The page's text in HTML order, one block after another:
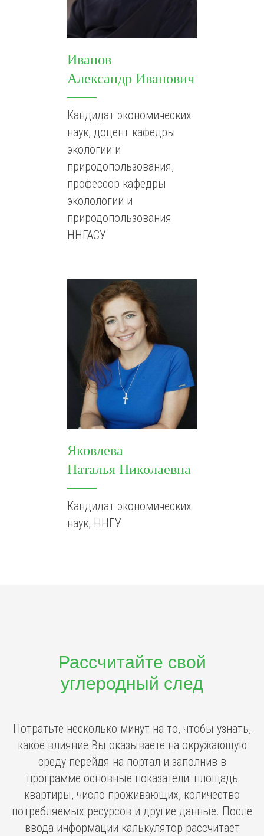
Иванов
Александр Иванович
Кандидат экономических
наук, доцент кафедры
экологии и
природопользования,
профессор кафедры
эколологии и
природопользования
ННГАСУ
Яковлева
Наталья Николаевна
Кандидат экономических
наук, ННГУ
Рассчитайте свой
углеродный след
Потратьте несколько минут на то, чтобы узнать,
какое влияние Вы оказываете на окружающую
среду перейдя на портал и заполнив в
программе основные показатели: площадь
квартиры, число проживающих, количество
потребляемых ресурсов и другие данные. После
ввода информации калькулятор рассчитает